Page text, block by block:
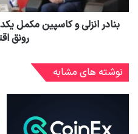
بنادر انزلی و كاسپین مكمل
رونق
نوشته های مشابه